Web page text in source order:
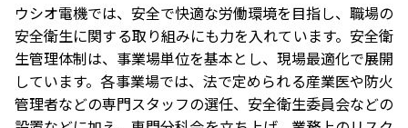
ウシオ電機では、安全で快適な労働環境を目指し、職場の
安全衛生に関する取り組みにも力を入れています。安全衛
生管理体制は、事業場単位を基本とし、現場最適化で展開
しています。各事業場では、法で定められる産業医や防火
管理者などの専門スタッフの選任、安全衛生委員会などの